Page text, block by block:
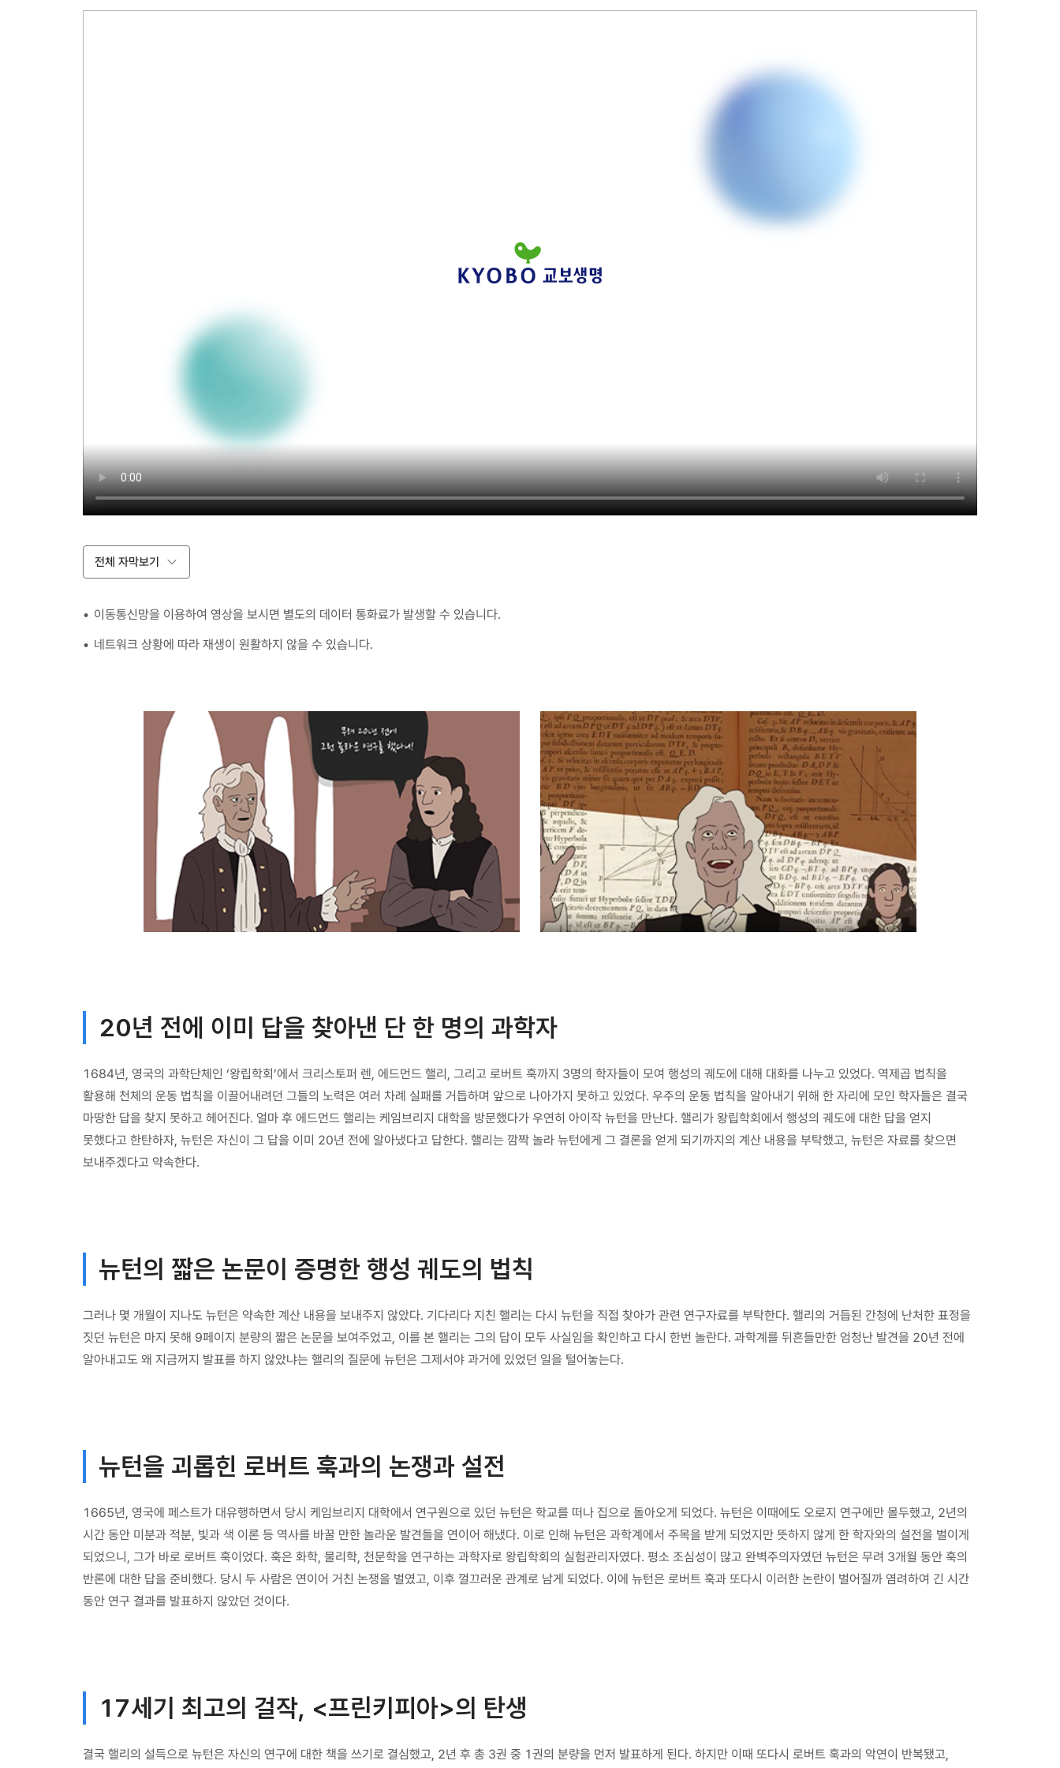
전체 자막보기
이동통신망을 이용하여 영상을 보시면 별도의 데이터 통화료가 발생할 수 있습니다.
네트워크 상황에 따라 재생이 원활하지 않을 수 있습니다.
20년 전에 이미 답을 찾아낸 단 한 명의 과학자
1684년, 영국의 과학단체인 ‘왕립학회’에서 크리스토퍼 렌, 에드먼드 핼리, 그리고 로버트 훅까지 3명의 학자들이 모여 행성의 궤도에 대해 대화를 나누고 있었다. 역제곱 법칙을
활용해 천체의 운동 법칙을 이끌어내려던 그들의 노력은 여러 차례 실패를 거듭하며 앞으로 나아가지 못하고 있었다. 우주의 운동 법칙을 알아내기 위해 한 자리에 모인 학자들은 결국
마땅한 답을 찾지 못하고 헤어진다. 얼마 후 에드먼드 핼리는 케임브리지 대학을 방문했다가 우연히 아이작 뉴턴을 만난다. 핼리가 왕립학회에서 행성의 궤도에 대한 답을 얻지
못했다고 한탄하자, 뉴턴은 자신이 그 답을 이미 20년 전에 알아냈다고 답한다. 핼리는 깜짝 놀라 뉴턴에게 그 결론을 얻게 되기까지의 계산 내용을 부탁했고, 뉴턴은 자료를 찾으면
보내주겠다고 약속한다.
뉴턴의 짧은 논문이 증명한 행성 궤도의 법칙
그러나 몇 개월이 지나도 뉴턴은 약속한 계산 내용을 보내주지 않았다. 기다리다 지친 핼리는 다시 뉴턴을 직접 찾아가 관련 연구자료를 부탁한다. 핼리의 거듭된 간청에 난처한 표정을
짓던 뉴턴은 마지 못해 9페이지 분량의 짧은 논문을 보여주었고, 이를 본 핼리는 그의 답이 모두 사실임을 확인하고 다시 한번 놀란다. 과학계를 뒤흔들만한 엄청난 발견을 20년 전에
알아내고도 왜 지금꺼지 발표를 하지 않았냐는 핼리의 질문에 뉴턴은 그제서야 과거에 있었던 일을 털어놓는다.
뉴턴을 괴롭힌 로버트 훅과의 논쟁과 설전
1665년, 영국에 페스트가 대유행하면서 당시 케임브리지 대학에서 연구원으로 있던 뉴턴은 학교를 떠나 집으로 돌아오게 되었다. 뉴턴은 이때에도 오로지 연구에만 몰두했고, 2년의
시간 동안 미분과 적분, 빛과 색 이론 등 역사를 바꿀 만한 놀라운 발견들을 연이어 해냈다. 이로 인해 뉴턴은 과학계에서 주목을 받게 되었지만 뜻하지 않게 한 학자와의 설전을 벌이게
되었으니, 그가 바로 로버트 훅이었다. 훅은 화학, 물리학, 천문학을 연구하는 과학자로 왕립학회의 실험관리자였다. 평소 조심성이 많고 완벽주의자였던 뉴턴은 무려 3개월 동안 훅의
반론에 대한 답을 준비했다. 당시 두 사람은 연이어 거친 논쟁을 벌였고, 이후 껄끄러운 관계로 남게 되었다. 이에 뉴턴은 로버트 훅과 또다시 이러한 논란이 벌어질까 염려하여 긴 시간
동안 연구 결과를 발표하지 않았던 것이다.
17세기 최고의 걸작, <프린키피아>의 탄생
결국 핼리의 설득으로 뉴턴은 자신의 연구에 대한 책을 쓰기로 결심했고, 2년 후 총 3권 중 1권의 분량을 먼저 발표하게 된다. 하지만 이때 또다시 로버트 훅과의 악연이 반복됐고,